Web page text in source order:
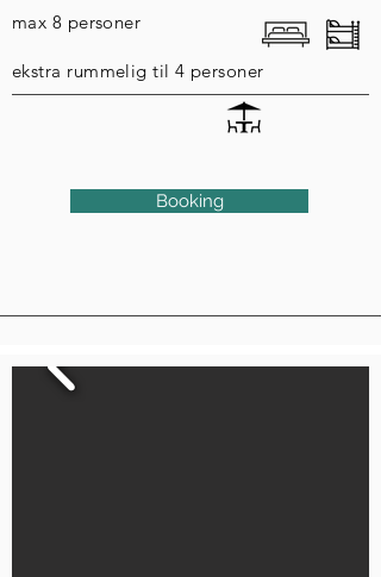
max 8 personer
ekstra rummelig til 4 personer
Booking